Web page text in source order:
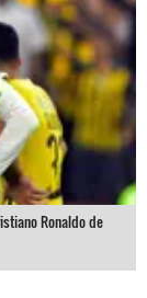
Ronaldo de